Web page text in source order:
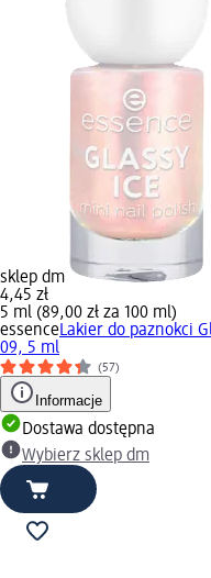
sklep dm
4,45 zł
5 ml (89,00 zł za 100 ml)
essenceLakier do paznokci
09, 5 ml
(57)
Informacje
Dostawa dostępna
Wybierz sklep dm